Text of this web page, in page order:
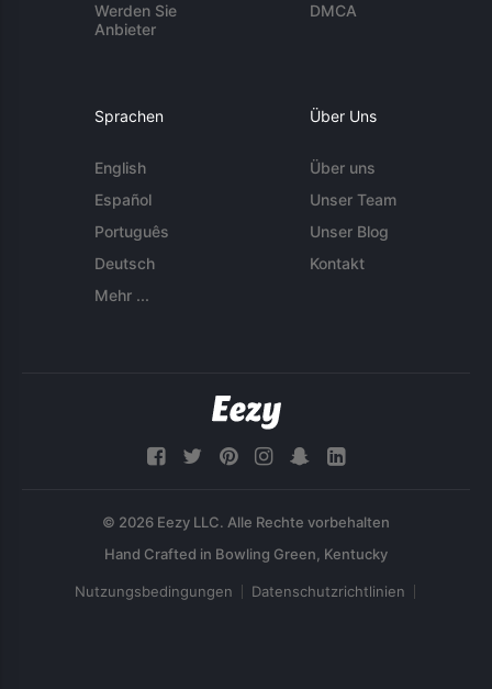
Werden Sie
Anbieter
DMCA
Sprachen
English
Español
Português
Deutsch
Mehr ...
Über Uns
Über uns
Unser Team
Unser Blog
Kontakt
© 2026 Eezy LLC. Alle Rechte vorbehalten
Nutzungsbedingungen Datenschutzrichtlinien